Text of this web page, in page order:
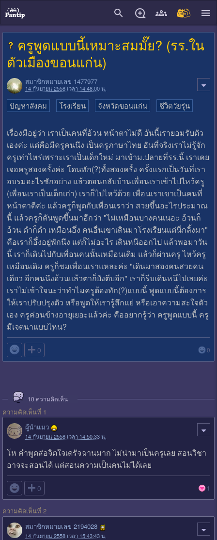
ครูพูดแบบนี้เหมาะสมมั๊ย? (รร.ใน
ตัวเมืองขอนแก่น)
สมาชิกหมายเลข 1477977
14 กันยายน 2558 เวลา 14:48:00 น.
ปัญหาสังคม โรงเรียน จังหวัดขอนแก่น ชีวิตวัยรุ่น
เรื่องมีอยู่ว่า เราเป็นคนที่อ้วน หน้าตาไม่ดี อันนี้เรายอมรับตัว
เองค่ะ แต่คือมีครูคนนึง เป็นครูภาษาไทย อันที่จริงเราไม่รู้จัก
ครูเท่าไหร่เพราะเราเป็นเด็กใหม่ มาเข้าม.ปลายที่รร.นี้ เราเคย
เจอครูสองครั้งค่ะ โดนทัก(?)ทั้งสองครั้ง ครั้งแรกเป็นวันที่เรา
อบรมอะไรซักอย่าง แล้วตอนกลับบ้านเพื่อนเราเข้าไปไหว้ครู
(เพื่อนเราเป็นเด็กเก่า) เราก็ไปไหว้ด้วย เพื่อนเราเขาเป็นคนที่
หน้าตาดีค่ะ แล้วครูก็พูดกับเพื่อนเราว่า สวยขึ้นอะไรประมาณ
นี้ แล้วครูก็ดันพูดขึ้นมาอีกว่า "ไม่เหมือนบางคนเนอะ อ้วนก็
อ้วน ดำก็ดำ เหมือนอึ่ง คนอื่นเขาเดินมาโรงเรียนแต่นี่กลิ้งมา"
คือเราก็อึ้งอยู่พักนึง แต่ก็ไม่อะไร เดินหนีออกไป แล้วพอมาวัน
นี้ เราก็เดินไปกับเพื่อนคนนั้นเหมือนเดิม แล้วก็ผ่านครู ไหว้ครู
เหมือนเดิม ครูก็ชมเพื่อนเราแหละค่ะ "เดินมาสองคนสวยคน
เดียว อีกคนนึงอ้วนแล้วตาก็ยังตีบอีก" เราก็รีบเดินหนีไปเลยค่ะ
เราไม่เข้าใจนะว่าทำไมครูต้องทัก(?)แบบนี้ พูดแบบนี้ต้องการ
ให้เราปรับปรุงตัว หรือพูดให้เรารู้สึกแย่ หรือเอาความสะใจตัว
เอง ครูค่อนข้างอายุเยอะแล้วค่ะ คืออยากรู้ว่า ครูพูดแบบนี้ ครู
มีเจตนาแบบไหน?
 0 0
10 ความคิดเห็น
ความคิดเห็นที่ 1
ผู้นำแมว
14 กันยายน 2558 เวลา 14:50:33 น.
โห คำพูดส่อจิตใจเดรัจฉานมาก ไม่น่ามาเป็นครูเลย สอนวิชา
อาจจะสอนได้ แต่สอนความเป็นคนไม่ได้เลย
 0 1
ความคิดเห็นที่ 2
สมาชิกหมายเลข 2194028
14 กันยายน 2558 เวลา 15:43:43 น.
close